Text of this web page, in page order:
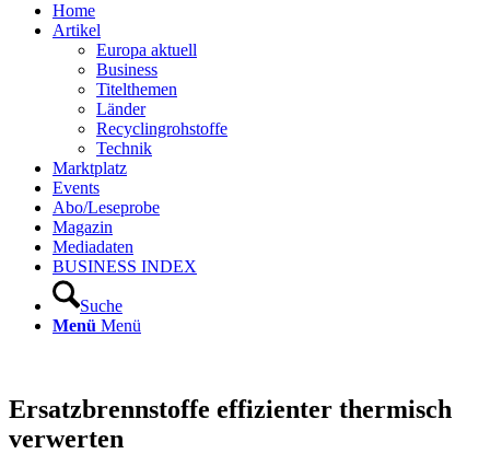
Home
Artikel
Europa aktuell
Business
Titelthemen
Länder
Recyclingrohstoffe
Technik
Marktplatz
Events
Abo/Leseprobe
Magazin
Mediadaten
BUSINESS INDEX
Suche
Menü Menü
Ersatzbrennstoffe effizienter thermisch
verwerten